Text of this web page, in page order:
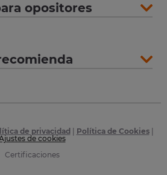
opositores
de privacidad Política de Cookies|
de cookies
Certificaciones